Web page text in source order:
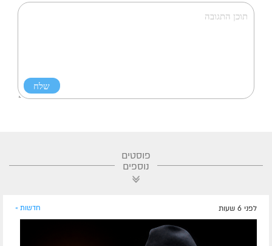
פוסטים
נוספים
לפני 6 שעות חדשות »